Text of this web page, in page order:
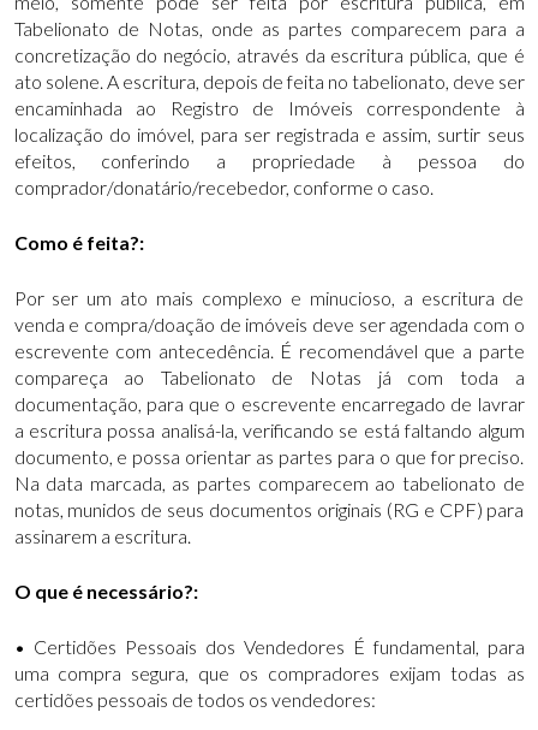
Tabelionato de Notas, onde as partes comparecem para a
concretização do negócio, através da escritura pública, que é
ato solene. A escritura, depois de feita no tabelionato, deve ser
encaminhada ao Registro de Imóveis correspondente à
localização do imóvel, para ser registrada e assim, surtir seus
efeitos, conferindo a propriedade à pessoa do
comprador/donatário/recebedor, conforme o caso.
Como é feita?:
Por ser um ato mais complexo e minucioso, a escritura de
venda e compra/doação de imóveis deve ser agendada com o
escrevente com antecedência. É recomendável que a parte
compareça ao Tabelionato de Notas já com toda a
documentação, para que o escrevente encarregado de lavrar
a escritura possa analisá-la, verificando se está faltando algum
documento, e possa orientar as partes para o que for preciso.
Na data marcada, as partes comparecem ao tabelionato de
notas, munidos de seus documentos originais (RG e CPF) para
assinarem a escritura.
O que é necessário?:
• Certidões Pessoais dos Vendedores É fundamental, para
uma compra segura, que os compradores exijam todas as
certidões pessoais de todos os vendedores: